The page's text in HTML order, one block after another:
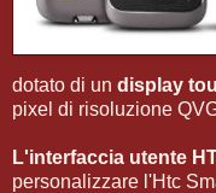
dotato di un display
pixel di risoluzione
L'interfaccia utente
personalizzare l'Htc